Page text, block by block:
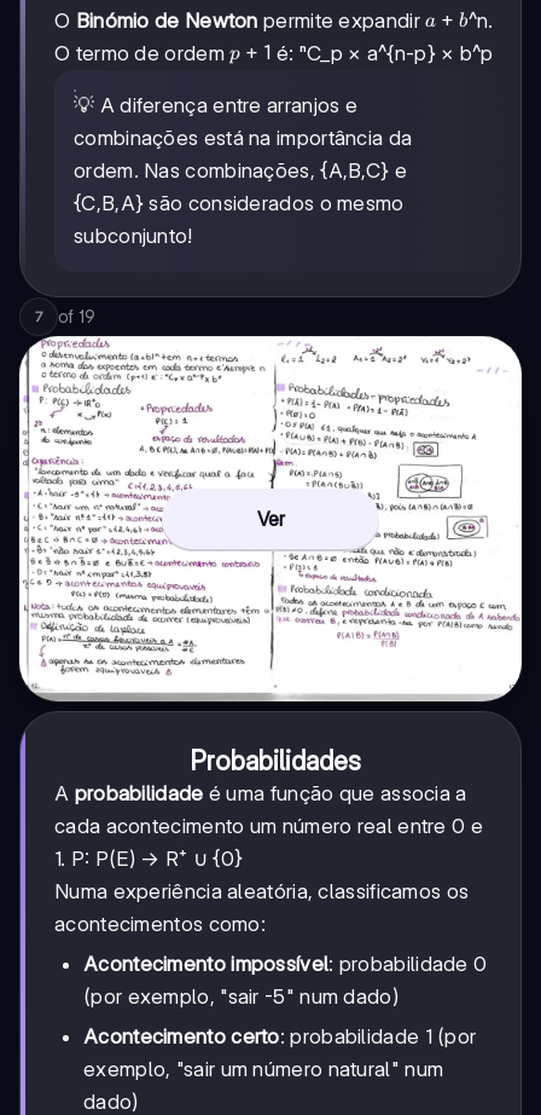
O Binómio de Newton permite expandira+b
a + b^n.
O termo de ordemp+1
p + 1 é: ⁿC_p × a^{n-p} × b^p
💡 A diferença entre arranjos e
combinações está na importância da
ordem. Nas combinações, {A,B,C} e
{C,B,A} são considerados o mesmo
subconjunto!
7 of 19
Ver
Probabilidades
A probabilidade é uma função que associa a
cada acontecimento um número real entre 0 e
1. P: P(E) → R⁺ ∪ {0}
Numa experiência aleatória, classificamos os
acontecimentos como:
Acontecimento impossível: probabilidade 0
(por exemplo, "sair -5" num dado)
Acontecimento certo: probabilidade 1 (por
exemplo, "sair um número natural" num
dado)